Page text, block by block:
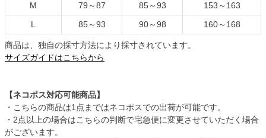
M
79～87 85～93
153～163
L
85～93 90～98 160～168
商品は、独自の採寸方法により採寸されています。
サイズガイドはこちらから
【ネコポス対応可能商品】
・こちらの商品は1点まではネコポスでの出荷が可能です。
・2点以上の場合はこちらの判断で宅急便に変更させていただく場合
がございます。